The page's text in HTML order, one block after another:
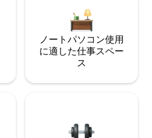
ノートパソコン使用
に適した仕事スペー
ス